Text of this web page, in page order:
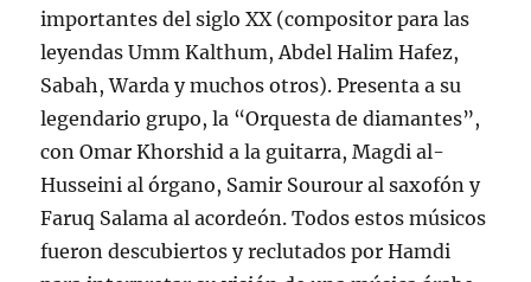
importantes del siglo XX (compositor para las
leyendas Umm Kalthum, Abdel Halim Hafez,
Sabah, Warda y muchos otros). Presenta a su
legendario grupo, la “Orquesta de diamantes”,
con Omar Khorshid a la guitarra, Magdi al-
Husseini al órgano, Samir Sourour al saxofón y
Faruq Salama al acordeón. Todos estos músicos
fueron descubiertos y reclutados por Hamdi